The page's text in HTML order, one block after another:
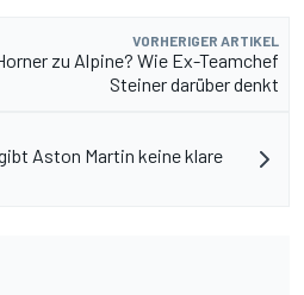
VORHERIGER ARTIKEL
zu Alpine? Wie Ex-Teamchef
Steiner darüber denkt
Aston Martin keine klare